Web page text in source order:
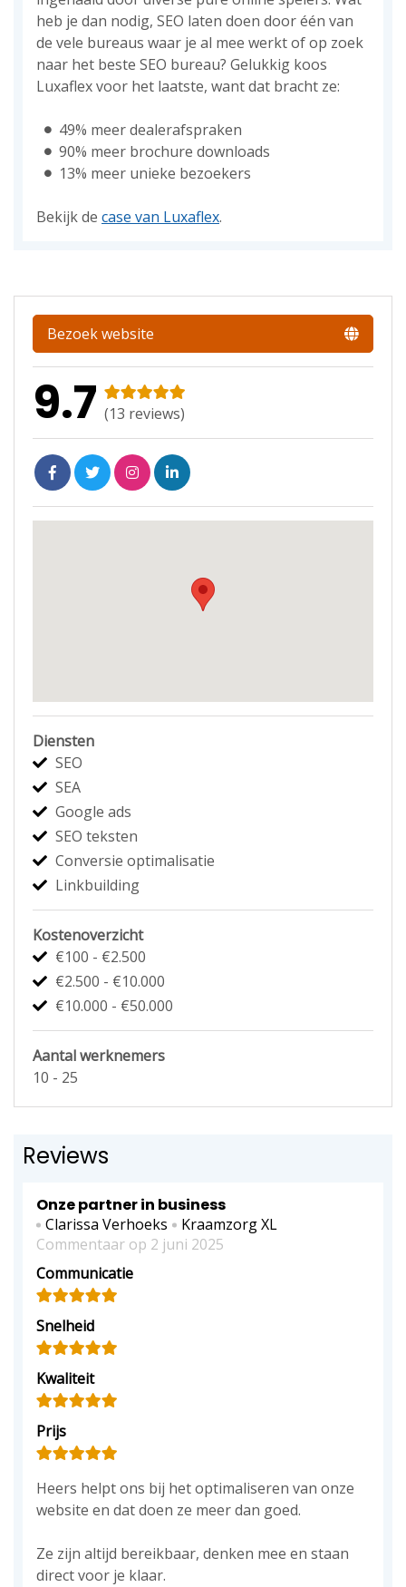
heb je dan nodig, SEO laten doen door één van
de vele bureaus waar je al mee werkt of op zoek
naar het beste SEO bureau? Gelukkig koos
Luxaflex voor het laatste, want dat bracht ze:
49% meer dealerafspraken
90% meer brochure downloads
13% meer unieke bezoekers
Bekijk de case van Luxaflex.
Bezoek website
9.7 (13 reviews)
Diensten
SEO
SEA
Google ads
SEO teksten
Conversie optimalisatie
Linkbuilding
Kostenoverzicht
€100 - €2.500
€2.500 - €10.000
€10.000 - €50.000
Aantal werknemers
10 - 25
Reviews
Onze partner in business
Clarissa Verhoeks
Kraamzorg XL
Commentaar op 2 juni 2025
Communicatie
Snelheid
Kwaliteit
Prijs
Heers helpt ons bij het optimaliseren van onze
website en dat doen ze meer dan goed.
Ze zijn altijd bereikbaar, denken mee en staan
direct voor je klaar.